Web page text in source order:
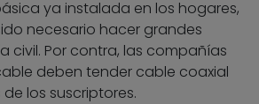
ya instalada en los hogares,
necesario hacer grandes
civil. Por contra, las compañías
deben tender cable coaxial
los suscriptores.